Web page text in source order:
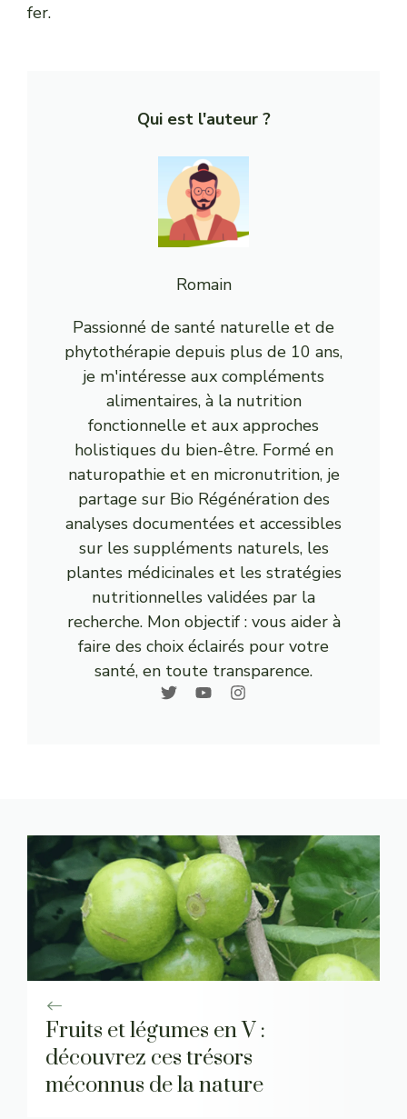
fer.
Qui est l'auteur ?
Romain
Passionné de santé naturelle et de
phytothérapie depuis plus de 10 ans,
je m'intéresse aux compléments
alimentaires, à la nutrition
fonctionnelle et aux approches
holistiques du bien-être. Formé en
naturopathie et en micronutrition, je
partage sur Bio Régénération des
analyses documentées et accessibles
sur les suppléments naturels, les
plantes médicinales et les stratégies
nutritionnelles validées par la
recherche. Mon objectif : vous aider à
faire des choix éclairés pour votre
santé, en toute transparence.
Fruits et légumes en V :
découvrez ces trésors
méconnus de la nature